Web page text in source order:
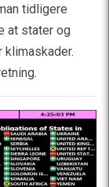
tidligere
at stater og